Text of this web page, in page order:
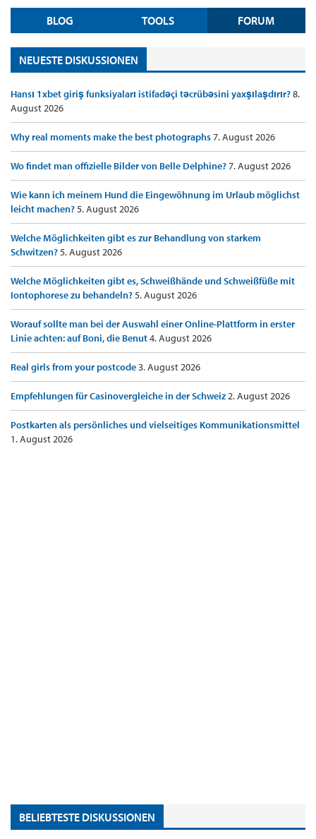
BLOG TOOLS FORUM
NEUESTE DISKUSSIONEN
Hansı 1xbet giriş funksiyaları istifadəçi təcrübəsini yaxşılaşdırır?8.
August 2026
Why real moments make the best photographs7. August 2026
Wo findet man offizielle Bilder von Belle Delphine?7. August 2026
Wie kann ich meinem Hund die Eingewöhnung im Urlaub möglichst
leicht machen?5. August 2026
Welche Möglichkeiten gibt es zur Behandlung von starkem
Schwitzen?5. August 2026
Welche Möglichkeiten gibt es, Schweißhände und Schweißfüße mit
Iontophorese zu behandeln?5. August 2026
Worauf sollte man bei der Auswahl einer Online-Plattform in erster
Linie achten: auf Boni, die Benut4. August 2026
Real girls from your postcode3. August 2026
Empfehlungen für Casinovergleiche in der Schweiz2. August 2026
Postkarten als persönliches und vielseitiges Kommunikationsmittel
1. August 2026
BELIEBTESTE DISKUSSIONEN